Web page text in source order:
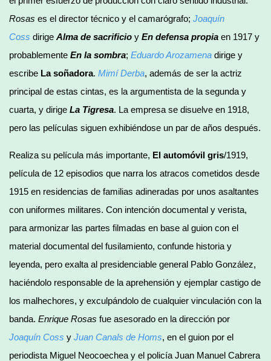
Rosas es el director técnico y el camarógrafo; Joaquín
Coss dirige Alma de sacrificio y En defensa propia en 1917 y
probablemente En la sombra; Eduardo Arozamena dirige y
escribe La soñadora. Mimí Derba, además de ser la actriz
principal de estas cintas, es la argumentista de la segunda y
cuarta, y dirige La Tigresa. La empresa se disuelve en 1918,
pero las películas siguen exhibiéndose un par de años después.
Realiza su película más importante, El automóvil gris/1919,
película de 12 episodios que narra los atracos cometidos desde
1915 en residencias de familias adineradas por unos asaltantes
con uniformes militares. Con intención documental y verista,
para armonizar las partes filmadas en base al guion con el
material documental del fusilamiento, confunde historia y
leyenda, pero exalta al presidenciable general Pablo González,
haciéndolo responsable de la aprehensión y ejemplar castigo de
los malhechores, y exculpándolo de cualquier vinculación con la
banda. Enrique Rosas fue asesorado en la dirección por
Joaquín Coss y Juan Canals de Homs, en el guion por el
periodista Miguel Neocoechea y el policía Juan Manuel Cabrera